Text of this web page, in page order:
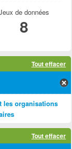
de données
8
Tout effacer
les organisations
Tout effacer